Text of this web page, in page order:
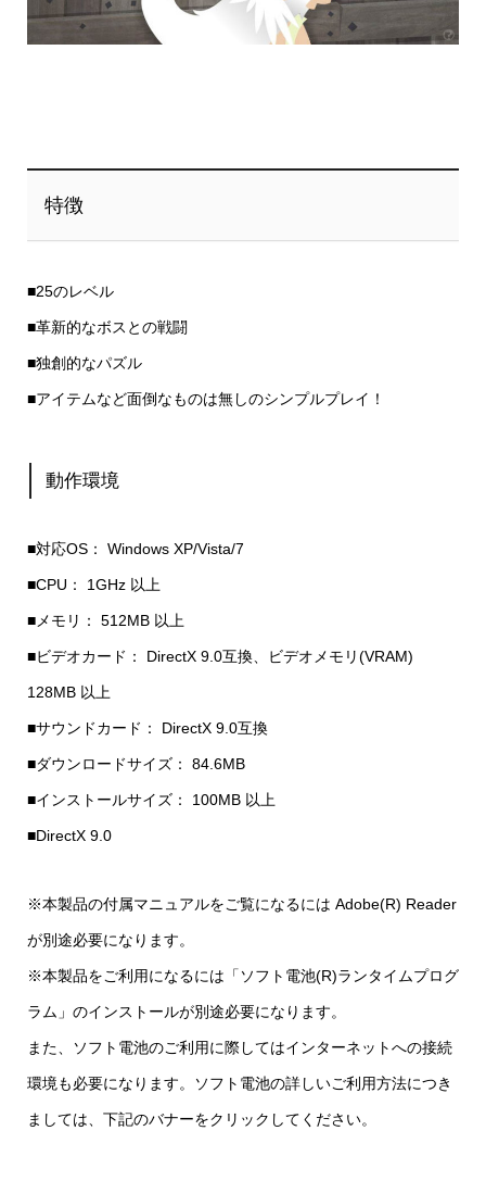
特徴
■25のレベル
■革新的なボスとの戦闘
■独創的なパズル
■アイテムなど面倒なものは無しのシンプルプレイ！
動作環境
■対応OS： Windows XP/Vista/7
■CPU： 1GHz 以上
■メモリ： 512MB 以上
■ビデオカード： DirectX 9.0互換、ビデオメモリ(VRAM)
128MB 以上
■サウンドカード： DirectX 9.0互換
■ダウンロードサイズ： 84.6MB
■インストールサイズ： 100MB 以上
■DirectX 9.0
※本製品の付属マニュアルをご覧になるには Adobe(R) Reader
が別途必要になります。
※本製品をご利用になるには「ソフト電池(R)ランタイムプログ
ラム」のインストールが別途必要になります。
また、ソフト電池のご利用に際してはインターネットへの接続
環境も必要になります。ソフト電池の詳しいご利用方法につき
ましては、下記のバナーをクリックしてください。